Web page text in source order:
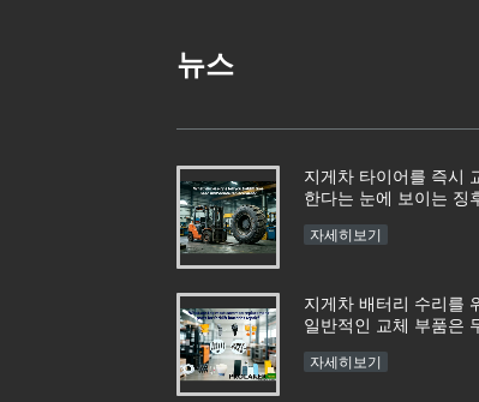
뉴스
지게차 타이어를 즉시
한다는 눈에 보이는 징
자세히보기
지게차 배터리 수리를
일반적인 교체 부품은
자세히보기